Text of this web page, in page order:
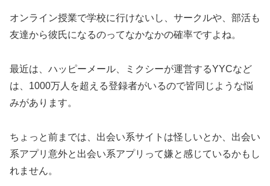
オンライン授業で学校に行けないし、サークルや、部活も
友達から彼氏になるのってなかなかの確率ですよね。
最近は、ハッピーメール、ミクシーが運営するYYCなど
は、1000万人を超える登録者がいるので皆同じような悩
みがあります。
ちょっと前までは、出会い系サイトは怪しいとか、出会い
系アプリ意外と出会い系アプリって嫌と感じているかもし
れません。